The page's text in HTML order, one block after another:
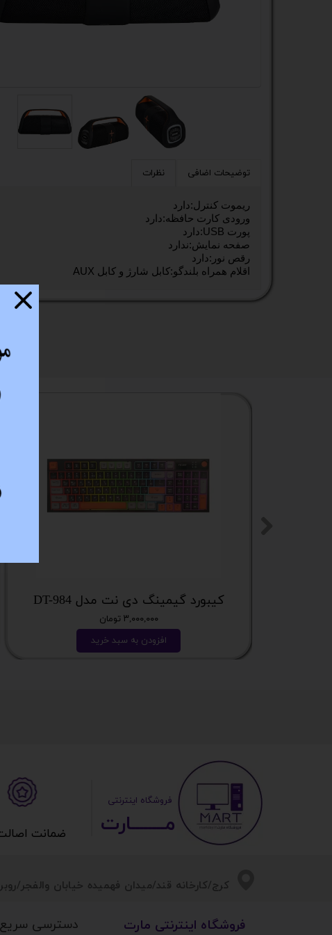
کیس
مینی
imack
ستاپ
توضیحات اضافی نظرات
ریموت کنترل:دارد
ورودی کارت حافظه:دارد
پورت USB:دارد
صفحه نمایش:ندارد
رقص نور:دارد
اقلام همراه بلندگو:کابل شارژ و کابل AUX
کیبورد گیمینگ دی نت مدل DT-984
۳,۰۰۰,۰۰۰ تومان
افزودن به سبد خرید
​​کرج/کارخانه قند/میدان فهمیده خیابان والفجر/
دسترسی سریع ​فروشگاه اینترنتی مارت
مــــــــارت​​​​​​
​ ​فروشگاه اینترنتی
ضمانت اصالت